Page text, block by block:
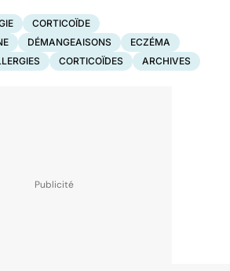
CORTICOÏDE
DÉMANGEAISONS
ECZÉMA
CORTICOÏDES ARCHIVES